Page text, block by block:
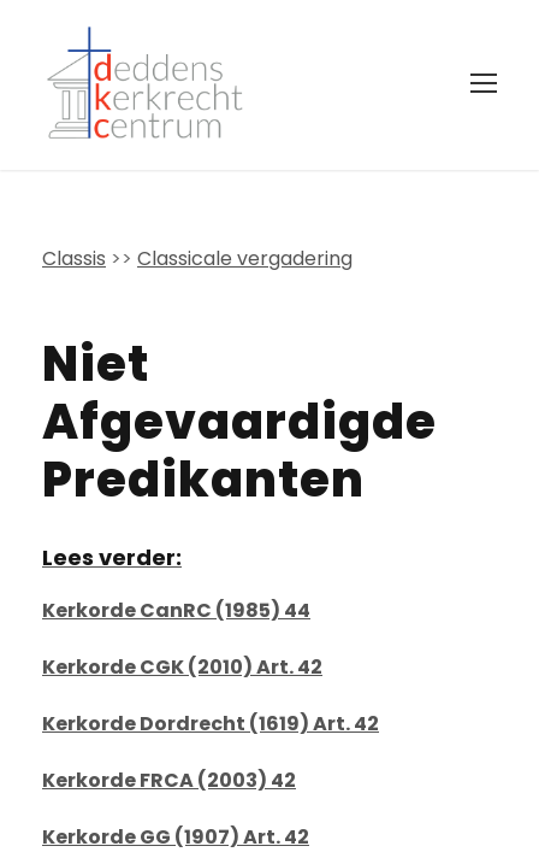
Classis >> Classicale vergadering
Niet
Afgevaardigde
Predikanten
Lees verder:
Kerkorde CanRC (1985) 44
Kerkorde CGK (2010) Art. 42
Kerkorde Dordrecht (1619) Art. 42
Kerkorde FRCA (2003) 42
Kerkorde GG (1907) Art. 42